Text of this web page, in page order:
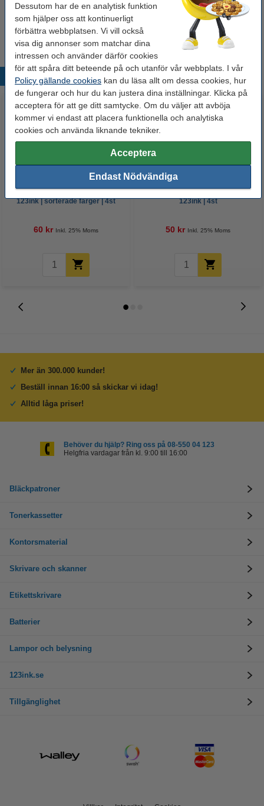
Dessutom har de en analytisk funktion
som hjälper oss att kontinuerligt
förbättra webbplatsen. Vi vill också
visa dig annonser som matchar dina
intressen och använder därför cookies
för att spåra ditt beteende på och utanför vår webbplats. I vår
Policy gällande cookies kan du läsa allt om dessa cookies, hur
de fungerar och hur du kan justera dina inställningar. Klicka på
acceptera för att ge ditt samtycke. Om du väljer att avböja
kommer vi endast att placera funktionella och analytiska
cookies och använda liknande tekniker.
Acceptera
Endast Nödvändiga
Tips
Vi råder er att beställa denna produkt istället för originalprodukten!
Populära produkter
Whiteboardpenna 2.5mm |
123ink | sorterade färger | 4st
60 kr Inkl. 25% Moms
Märkpenna permanent 2.5mm |
123ink | 4st
50 kr Inkl. 25% Moms
Mer än 300.000 kunder!
Beställ innan 16:00 så skickar vi idag!
Alltid låga priser!
Behöver du hjälp? Ring oss på 08-550 04 123
Helgfria vardagar från kl. 9:00 till 16:00
Bläckpatroner
Tonerkassetter
Kontorsmaterial
Skrivare och skanner
Etikettskrivare
Batterier
Lampor och belysning
123ink.se
Tillgänglighet